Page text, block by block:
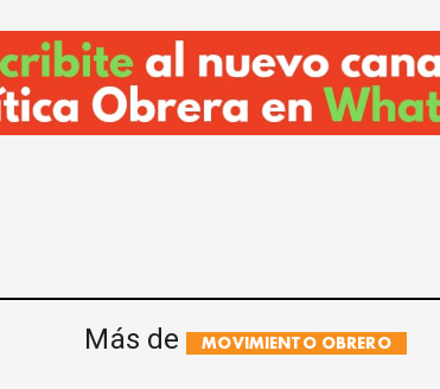
Más de MOVIMIENTO OBRERO